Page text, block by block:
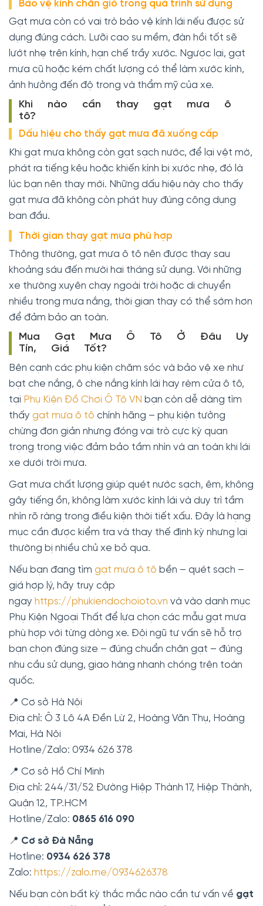
Bảo vệ kính chắn gió trong quá trình sử dụng
Gạt mưa còn có vai trò bảo vệ kính lái nếu được sử
dụng đúng cách. Lưỡi cao su mềm, đàn hồi tốt sẽ
lướt nhẹ trên kính, hạn chế trầy xước. Ngược lại, gạt
mưa cũ hoặc kém chất lượng có thể làm xước kính,
ảnh hưởng đến độ trong và thẩm mỹ của xe.
Khi nào cần thay gạt mưa ô
tô?
Dấu hiệu cho thấy gạt mưa đã xuống cấp
Khi gạt mưa không còn gạt sạch nước, để lại vệt mờ,
phát ra tiếng kêu hoặc khiến kính bị xước nhẹ, đó là
lúc bạn nên thay mới. Những dấu hiệu này cho thấy
gạt mưa đã không còn phát huy đúng công dụng
ban đầu.
Thời gian thay gạt mưa phù hợp
Thông thường, gạt mưa ô tô nên được thay sau
khoảng sáu đến mười hai tháng sử dụng. Với những
xe thường xuyên chạy ngoài trời hoặc di chuyển
nhiều trong mưa nắng, thời gian thay có thể sớm hơn
để đảm bảo an toàn.
Mua Gạt Mưa Ô Tô Ở Đâu Uy
Tín, Giá Tốt?
Bên cạnh các phụ kiện chăm sóc và bảo vệ xe như
bạt che nắng, ô che nắng kính lái hay rèm cửa ô tô,
tại Phụ Kiện Đồ Chơi Ô Tô VN bạn còn dễ dàng tìm
thấy gạt mưa ô tô chính hãng – phụ kiện tưởng
chừng đơn giản nhưng đóng vai trò cực kỳ quan
trọng trong việc đảm bảo tầm nhìn và an toàn khi lái
xe dưới trời mưa.
Gạt mưa chất lượng giúp quét nước sạch, êm, không
gây tiếng ồn, không làm xước kính lái và duy trì tầm
nhìn rõ ràng trong điều kiện thời tiết xấu. Đây là hạng
mục cần được kiểm tra và thay thế định kỳ nhưng lại
thường bị nhiều chủ xe bỏ qua.
Nếu bạn đang tìm gạt mưa ô tô bền – quét sạch –
giá hợp lý, hãy truy cập
ngay https://phukiendochoioto.vn và vào danh mục
Phụ Kiện Ngoại Thất để lựa chọn các mẫu gạt mưa
phù hợp với từng dòng xe. Đội ngũ tư vấn sẽ hỗ trợ
bạn chọn đúng size – đúng chuẩn chân gạt – đúng
nhu cầu sử dụng, giao hàng nhanh chóng trên toàn
quốc.
📍 Cơ sở Hà Nội
Địa chỉ: Ô 3 Lô 4A Đền Lừ 2, Hoàng Văn Thụ, Hoàng
Mai, Hà Nội
Hotline/Zalo: 0934 626 378
📍 Cơ sở Hồ Chí Minh
Địa chỉ: 244/31/52 Đường Hiệp Thành 17, Hiệp Thành,
Quận 12, TP.HCM
Hotline/Zalo: 0865 616 090
📍 Cơ sở Đà Nẵng
Hotline: 0934 626 378
Zalo: https://zalo.me/0934626378
Nếu bạn còn bất kỳ thắc mắc nào cần tư vấn về gạt